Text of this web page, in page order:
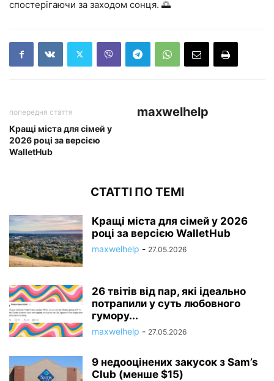
спостерігаючи за заходом сонця. 🌅
попередня стаття
Кращі міста для сімей у
2026 році за версією
WalletHub
maxwelhelp
СТАТТІ ПО ТЕМІ
Кращі міста для сімей у 2026
році за версією WalletHub
maxwelhelp - 27.05.2026
26 твітів від пар, які ідеально
потрапили у суть любовного
гумору...
maxwelhelp - 27.05.2026
9 недооцінених закусок з Sam’s
Club (менше $15)